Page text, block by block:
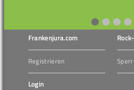
Frankenjura.com
Registrieren
Login